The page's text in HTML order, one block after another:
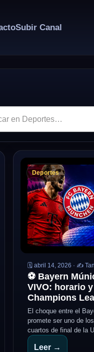
Subir Canal
Deportes
🗓️ abril 14, 2026 · ✍️
⚽ Bayern
VIVO: horario
Champions
El choque entre el
promete ser uno de
cuartos de final de la
Leer →